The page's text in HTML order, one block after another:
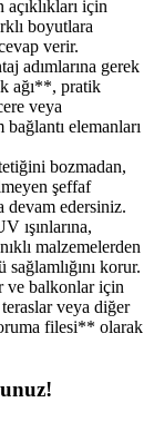
için
boyutlara
verir.
adımlarına gerek
ağı**, pratik
veya
elemanları
bozmadan,
şeffaf
devam edersiniz.
ışınlarına,
malzemelerden
korur.
ve balkonlar için
veya diğer
filesi** olarak